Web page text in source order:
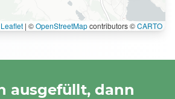
Leaflet | ©OpenStreetMapcontributors ©CARTO
ausgefüllt, dann